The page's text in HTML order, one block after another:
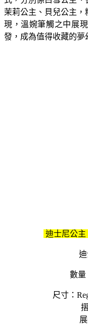
茉莉公主、貝兒公主，
現，溫婉筆觸之中展
發， 成為值得收藏的夢
迪士尼公主
數量
尺寸：